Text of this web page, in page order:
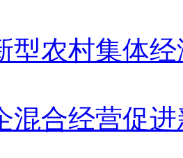
型农村集体
混合经营促